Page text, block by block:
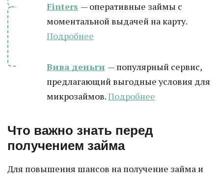
Finters — оперативные займы с
моментальной выдачей на карту.
Подробнее
Вива деньги — популярный сервис,
предлагающий выгодные условия для
микрозаймов.Подробнее
Что важно знать перед
получением займа
Для повышения шансов на получение займа и